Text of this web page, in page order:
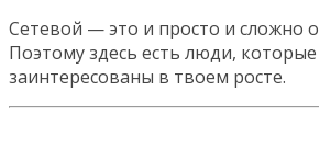
Сетевой — это и просто и сложно
Поэтому здесь есть люди,
заинтересованы в твоем росте.